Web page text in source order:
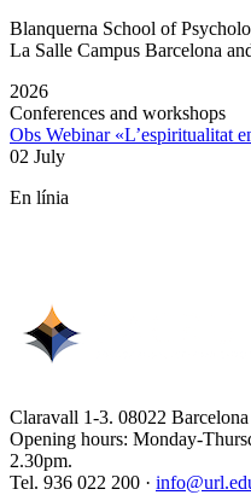
Blanquerna School of
La Salle Campus Barcelona
2026
Conferences and workshops
Obs Webinar «L’espiritualitat
02 July
En línia
Claravall 1-3. 08022 Barcelona
Opening hours: Monday-
2.30pm.
Tel. 936 022 200 ·